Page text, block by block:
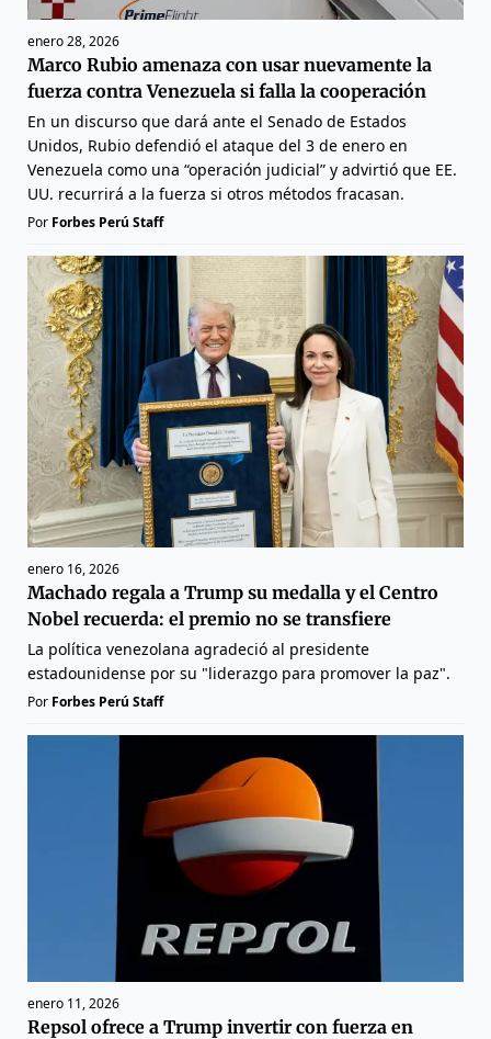
enero 28, 2026
Marco Rubio amenaza con usar nuevamente la
fuerza contra Venezuela si falla la cooperación
En un discurso que dará ante el Senado de Estados
Unidos, Rubio defendió el ataque del 3 de enero en
Venezuela como una “operación judicial” y advirtió que EE.
UU. recurrirá a la fuerza si otros métodos fracasan.
Por Forbes Perú Staff
enero 16, 2026
Machado regala a Trump su medalla y el Centro
Nobel recuerda: el premio no se transfiere
La política venezolana agradeció al presidente
estadounidense por su "liderazgo para promover la paz".
Por Forbes Perú Staff
enero 11, 2026
Repsol ofrece a Trump invertir con fuerza en